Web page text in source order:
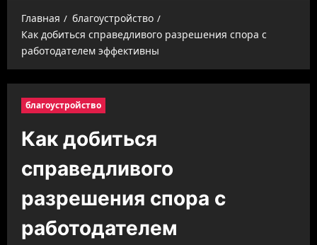
Главная
благоустройство
Как добиться справедливого разрешения спора с
работодателем эффективны
благоустройство
Как добиться
справедливого
разрешения спора с
работодателем